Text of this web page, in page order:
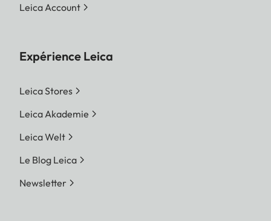
Leica Account
Expérience Leica
Leica Stores
Leica Akademie
Leica Welt
Le Blog Leica
Newsletter